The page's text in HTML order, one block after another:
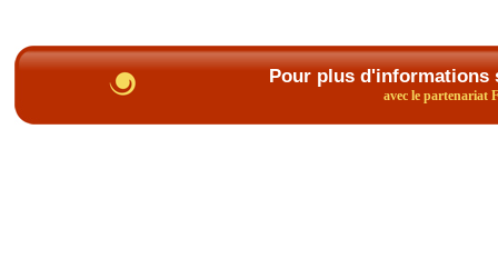
Pour plus d'informations
avec le partenariat